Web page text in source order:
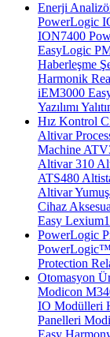
Enerji
PowerLogic
ION7400
EasyLogic
Haberleşme
Harmonik
iEM3000
Yazılımı
Hız Kontrol
Altivar
Machine
Altivar 310
ATS480
Altivar
Cihaz
Easy
PowerLogic
PowerLogic™
Protection
Otomasyon
Modicon
IO Modülleri
Panelleri
Easy